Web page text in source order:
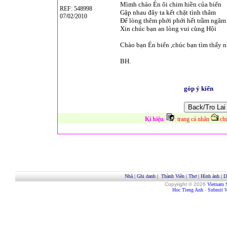
REF: 548998
07/02/2010
Mìmh chào Én ôi chim hiền của biển
Gặp nhau đây ta kết chặt tình thâm
Để lòng thêm phới phới hết trầm ngâm
Xin chúc bạn an lòng vui cùng Hội
Chào bạn Én biển ,chúc bạn tìm thấy
BH.
góp ý kiến
Kí hiệu: : trang cá nhân :
Nhà| Ghi danh| Thành Viên| Thơ| Hình ảnh|
Copyright © 2026 Vietnam
Hoc Tieng Anh - Submit